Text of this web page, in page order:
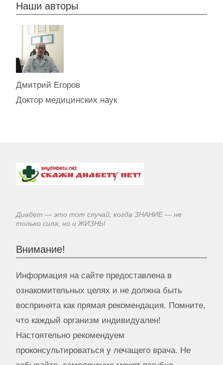
Наши авторы
Дмитрий Егоров
Доктор медицинских наук
Диабет — это тот случай, когда ЗНАНИЕ — не
только сила, но и ЖИЗНЬ!
Внимание!
Информация на сайте предоставлена в
ознакомительных целях и не должна быть
воспринята как прямая рекомендация. Помните,
что каждый организм индивидуален!
Настоятельно рекомендуем
проконсультироваться у лечащего врача. Не